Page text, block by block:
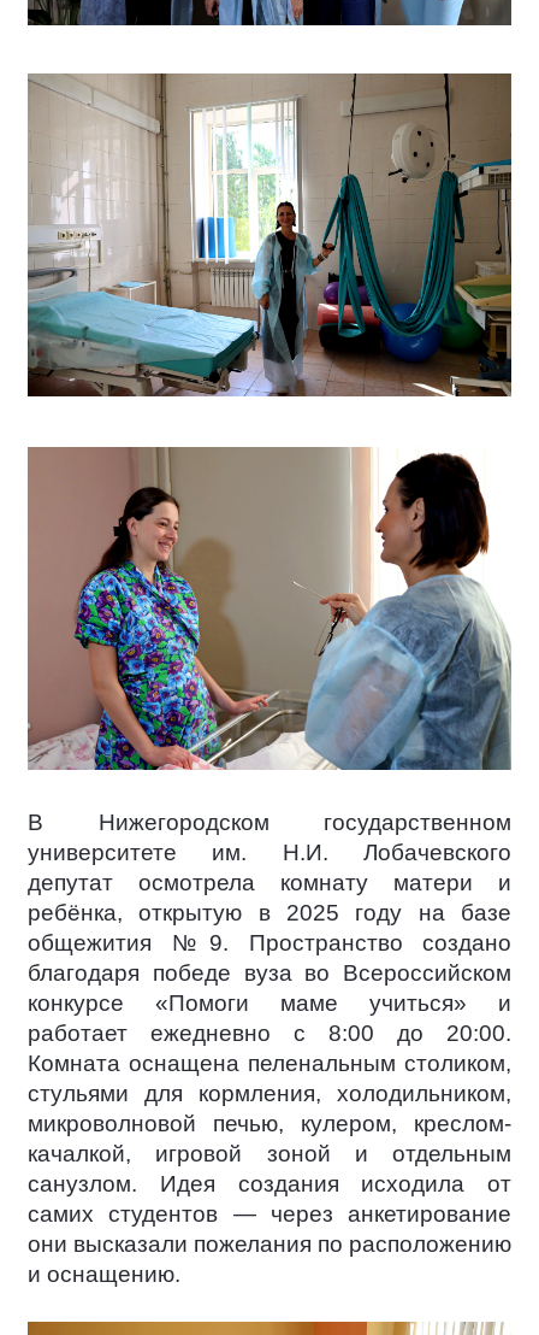
В Нижегородском государственном
университете им. Н.И. Лобачевского
депутат осмотрела комнату матери и
ребёнка, открытую в 2025 году на базе
общежития №9. Пространство создано
благодаря победе вуза во Всероссийском
конкурсе «Помоги маме учиться» и
работает ежедневно с 8:00 до 20:00.
Комната оснащена пеленальным столиком,
стульями для кормления, холодильником,
микроволновой печью, кулером, креслом-
качалкой, игровой зоной и отдельным
санузлом. Идея создания исходила от
самих студентов — через анкетирование
они высказали пожелания по расположению
и оснащению.